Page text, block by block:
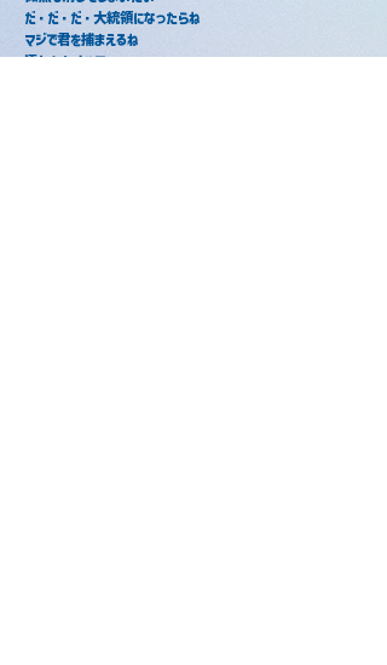
だ・だ・だ・大統領になったらね
マジで君を捕まえるね
濡れたタオルで